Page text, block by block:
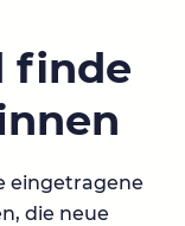
finde
eingetragene
die neue